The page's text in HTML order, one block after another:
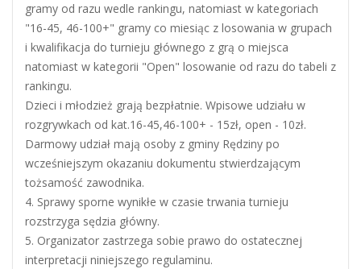
gramy od razu wedle rankingu, natomiast w kategoriach
"16-45, 46-100+" gramy co miesiąc z losowania w grupach
i kwalifikacja do turnieju głównego z grą o miejsca
natomiast w kategorii "Open" losowanie od razu do tabeli z
rankingu.
Dzieci i młodzież grają bezpłatnie. Wpisowe udziału w
rozgrywkach od kat.16-45,46-100+ - 15zł, open - 10zł.
Darmowy udział mają osoby z gminy Rędziny po
wcześniejszym okazaniu dokumentu stwierdzającym
tożsamość zawodnika.
4. Sprawy sporne wynikłe w czasie trwania turnieju
rozstrzyga sędzia główny.
5. Organizator zastrzega sobie prawo do ostatecznej
interpretacji niniejszego regulaminu.